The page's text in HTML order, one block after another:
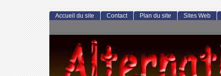
Accueil du site Contact Plan du site Sites Web